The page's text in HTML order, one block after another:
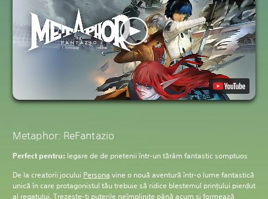
Metaphor: ReFantazio
Perfect pentru: legare de de prietenii într-un tărâm fantastic somptuos
De la creatorii jocului Persona vine o nouă aventură într-o lume fantastică
unică în care protagonistul tău trebuie să ridice blestemul prințului pierdut
al regatului. Trezește-ți puterile neîmplinite până acum și formează